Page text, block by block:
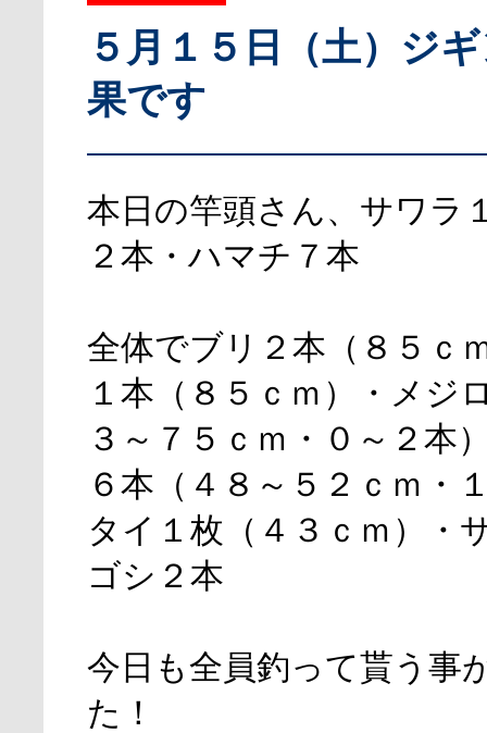
５月１５日（土）ジ
果です
本日の竿頭さん、サワラ
２本・ハマチ７本
全体でブリ２本（８５ｃ
１本（８５ｃｍ）・メジ
３～７５ｃｍ・０～２本
６本（４８～５２ｃｍ・
タイ１枚（４３ｃｍ）・
ゴシ２本
今日も全員釣って貰う事
た！